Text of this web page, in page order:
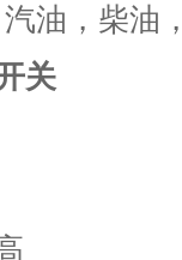
油，柴油
关